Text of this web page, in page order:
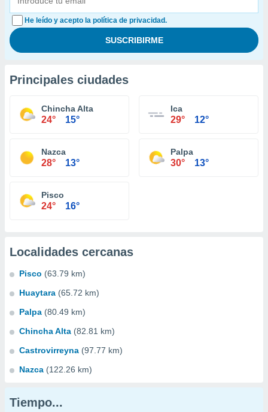
He leído y acepto la política de privacidad.
Principales ciudades
Chincha Alta
24° 15°
Ica
29° 12°
Nazca
28° 13°
Palpa
30° 13°
Pisco
24° 16°
Localidades cercanas
Pisco (63.79 km)
Huaytara (65.72 km)
Palpa (80.49 km)
Chincha Alta (82.81 km)
Castrovirreyna (97.77 km)
Nazca (122.26 km)
Tiempo...